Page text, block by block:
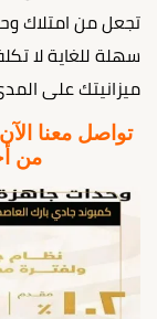
سهلة للغاية لا
ميزانيتك على
تواصل معنا
من